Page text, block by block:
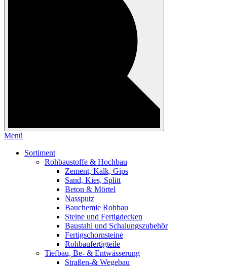
Menü
Sortiment
Rohbaustoffe & Hochbau
Zement, Kalk, Gips
Sand, Kies, Splitt
Beton & Mörtel
Nassputz
Bauchemie Rohbau
Steine und Fertigdecken
Baustahl und Schalungszubehör
Fertigschornsteine
Rohbaufertigteile
Tiefbau, Be- & Entwässerung
Straßen-& Wegebau